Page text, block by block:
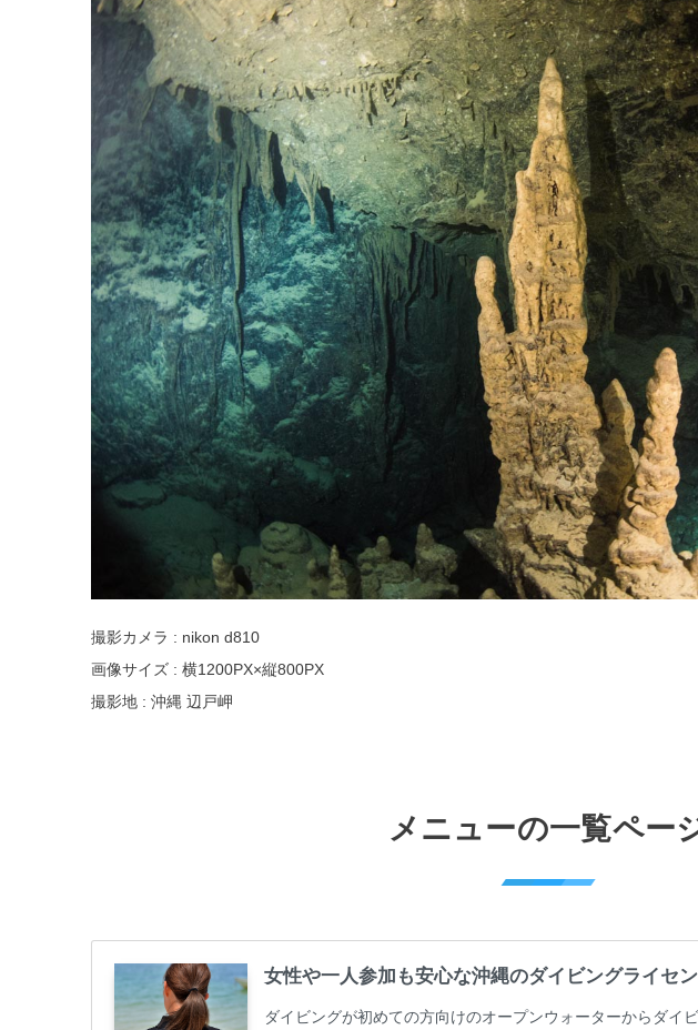
撮影カメラ : nikon d810
画像サイズ : 横1200PX×縦800PX
撮影地 : 沖縄 辺戸岬
メニューの一覧ペー
女性や一人参加も安心な沖縄のダイビングライセ
ダイビングが初めての方向けのオープンウォーターからダイ